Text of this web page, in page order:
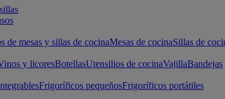
de mesas y sillas de cocinaMesas de cocinaSillas de
y licoresBotellasUtensilios de cocinaVajillaBandejas
Frigoríficos pequeñosFrigoríficos portátiles